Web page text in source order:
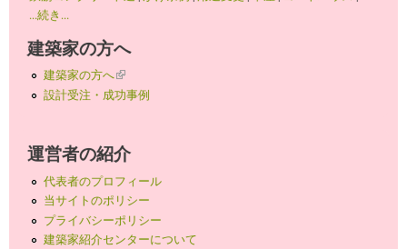
...続き...
建築家の方へ
建築家の方へ(link is external)
設計受注・成功事例
運営者の紹介
代表者のプロフィール
当サイトのポリシー
プライバシーポリシー
建築家紹介センターについて